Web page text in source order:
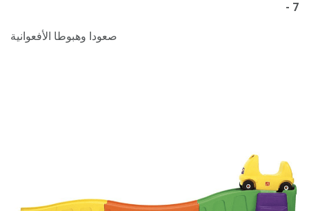
7 -
صعودا وهبوطا الأفعوانية